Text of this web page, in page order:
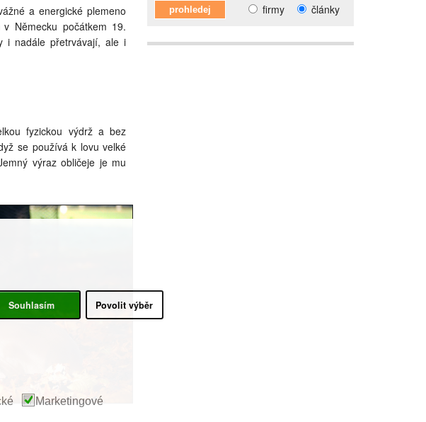
a energické plemeno
Německu počátkem 19.
i nadále přetrvávají, ale i
fyzickou výdrž a bez
se používá k lovu velké
výraz obličeje je mu
články
firmy
Souhlasím Povolit výběr
Marketingové